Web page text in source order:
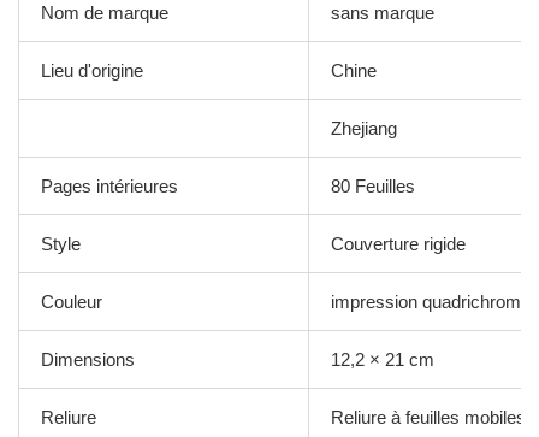
Nom de marque sans marque
Lieu d'origine Chine
Zhejiang
Pages intérieures 80 Feuilles
Style Couverture rigide
Couleur impression quadrichromie
Dimensions 12,2 × 21 cm
Reliure Reliure à feuilles mobiles